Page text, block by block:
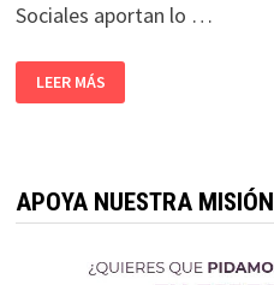
Sociales aportan lo …
LEER MÁS
APOYA NUESTRA MISIÓN